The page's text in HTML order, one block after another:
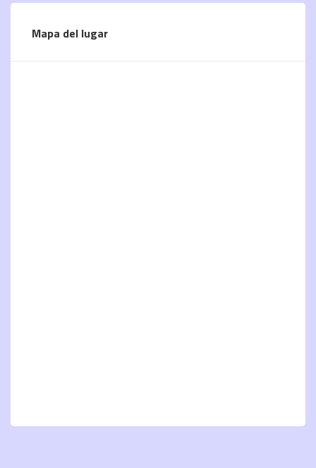
Mapa del lugar